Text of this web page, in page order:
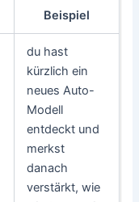
Beispiel
du hast
kürzlich ein
neues Auto-
Modell
entdeckt und
merkst
danach
verstärkt, wie